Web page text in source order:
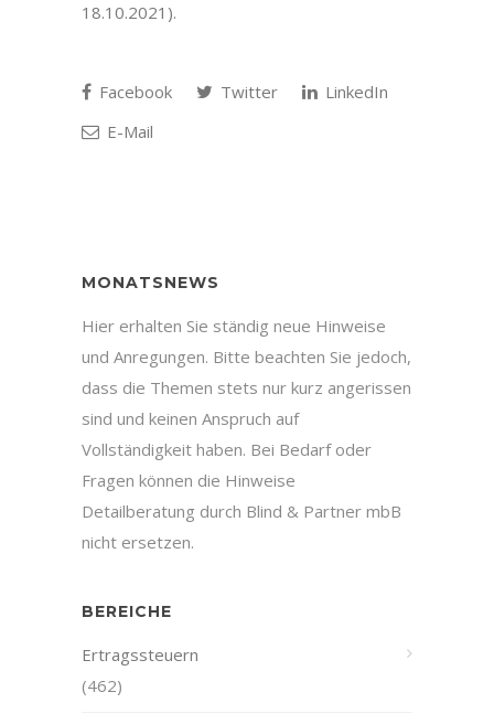
18.10.2021).
Facebook Twitter
LinkedIn
E-Mail
MONATSNEWS
Hier erhalten Sie ständig neue Hinweise
und Anregungen. Bitte beachten Sie jedoch,
dass die Themen stets nur kurz angerissen
sind und keinen Anspruch auf
Vollständigkeit haben. Bei Bedarf oder
Fragen können die Hinweise
Detailberatung durch Blind & Partner mbB
nicht ersetzen.
BEREICHE
Ertragssteuern
(462)